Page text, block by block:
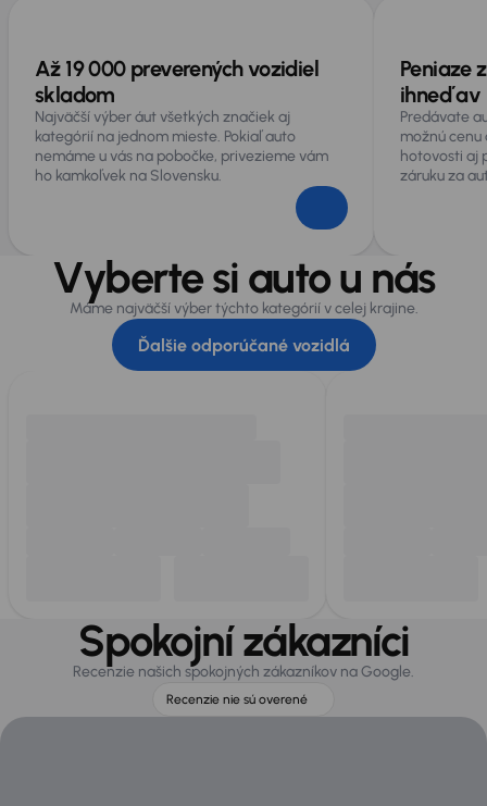
Až 19 000 preverených vozidiel
skladom
Najväčší výber áut všetkých značiek aj
kategórií na jednom mieste. Pokiaľ auto
nemáme u vás na pobočke, privezieme vám
ho kamkoľvek na Slovensku.
Peniaze
ihneď av
Predávate
možnú
hotovosti aj
záruku za
Vyberte si auto u nás
Máme najväčší výber týchto kategórií v celej krajine.
Ďalšie odporúčané vozidlá
Spokojní zákazníci
Recenzie našich spokojných zákazníkov na Google.
Recenzie nie sú overené